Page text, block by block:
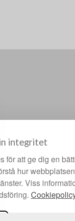
integritet
för att ge dig en
hur
Viss